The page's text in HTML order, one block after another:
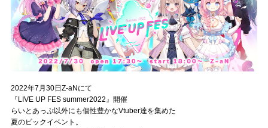
2022年7月30日Z-aNにて
『LIVE UP FES summer2022』開催
らいとあっぷ以外にも個性豊かなVtuber達を集めた
夏のビックイベント。